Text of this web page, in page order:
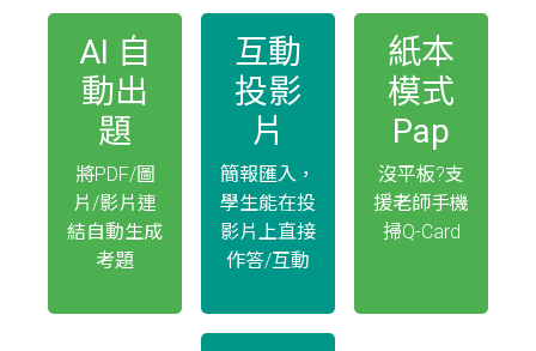
AI 自
動出
題
將PDF/圖
片/影片連
結自動生成
考題
互動
投影
片
簡報匯入，
學生能在投
影片上直接
作答/互動
紙本
模式
Pap
沒平板?支
援老師手機
掃Q-Card